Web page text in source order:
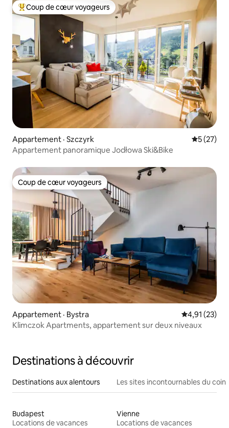
Coup de cœur voyageurs parmi les plus aimés
Coup de cœur voyageurs
Appartement · Szczyrk Note
5 (27)
Appartement panoramique Jodłowa Ski&Bike
Coup de cœur voyageurs
Coup de cœur voyageurs
Appartement · Bystra Note
4,91 (23)
Klimczok Apartments, appartement sur deux niveaux
Destinations à découvrir
Destinations aux alentours Les sites incontournables du coin
Budapest
Locations de vacances
Vienne
Locations de vacances